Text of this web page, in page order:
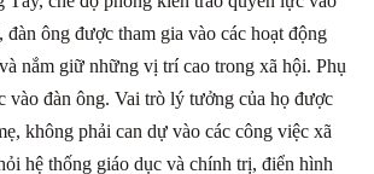
ông được tham gia vào các hoạt động
nắm giữ những vị trí cao trong xã hội. Phụ
vào đàn ông. Vai trò lý tưởng của họ được
không phải can dự vào các công việc xã
hệ thống giáo dục và chính trị, điển hình